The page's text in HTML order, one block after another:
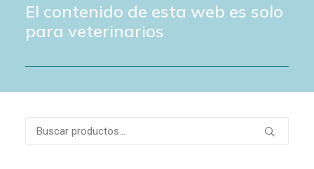
El contenido de esta web es solo
para veterinarios
Buscar